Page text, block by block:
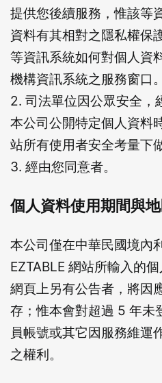
提供您後續服務，惟該等
資料有其相對之隱私權保
等資訊系統如何對個人資
機構資訊系統之服務窗口。
2. 司法單位因公眾安全，
本公司公開特定個人資料
站所有使用者安全考量下
3. 經由您同意者。
個人資料使用期間與
本公司僅在中華民國境內
EZTABLE 網站所輸入的
網頁上另有公告者，將因
存；惟本會對超過 5 年未
員帳號或其它因服務維運
之權利。